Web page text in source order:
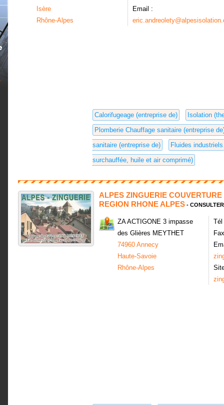
Isère
Rhône-Alpes
Email :
Calorifugeage (entreprise de)
Isolation
Plomberie Chauffage sanitaire (entreprise
sanitaire (entreprise de)
Fluides
surchauffée, huile et air comprimé)
ALPES ZINGUERIE
REGION RHONE ALPES -
ZA ACTIGONE 3 impasse
des Glières MEYTHET
74960 Annecy
Haute-Savoie
Rhône-Alpes
Tél